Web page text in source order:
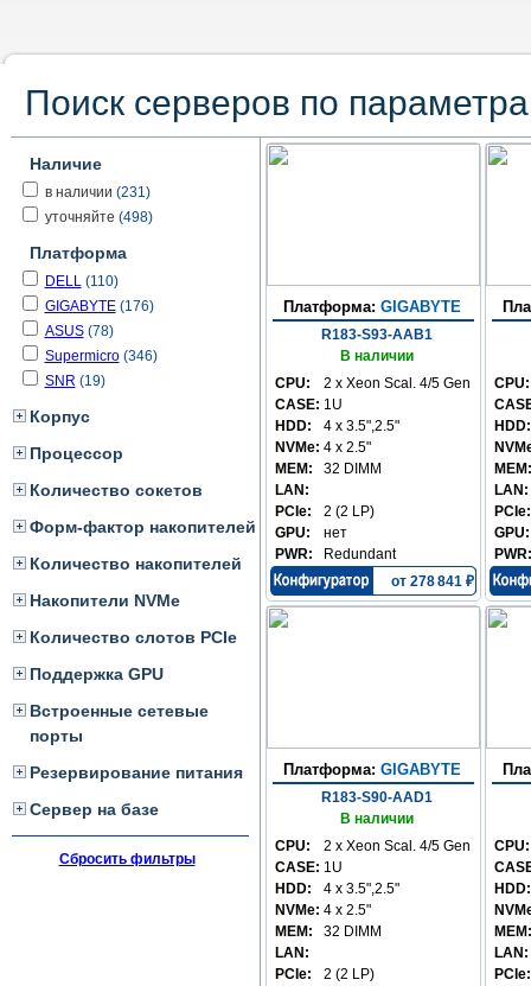
Поиск серверов по
Наличие
в наличии (231)
уточняйте (498)
Платформа
DELL (110)
GIGABYTE (176)
ASUS (78)
Supermicro (346)
SNR (19)
Корпус
Процессор
Количество сокетов
Форм-фактор накопителей
Количество накопителей
Накопители NVMe
Количество слотов PCIe
Поддержка GPU
Встроенные сетевые
порты
Резервирование питания
Сервер на базе
Сбросить фильтры
Платформа: GIGABYTE
R183-S93-AAB1
В наличии
CPU:
2 x Xeon Scal. 4/5 Gen
CASE: 1U
HDD:
4 x 3.5",2.5"
NVMe: 4 x 2.5"
MEM:
32 DIMM
LAN:
PCIe:
2 (2 LP)
GPU:
нет
PWR:
Redundant
от 278 841 ₽
CPU:
HDD:
MEM:
LAN:
PCIe:
GPU:
PWR:
Платформа: GIGABYTE
R183-S90-AAD1
В наличии
CPU:
2 x Xeon Scal. 4/5 Gen
CASE: 1U
HDD:
4 x 3.5",2.5"
NVMe: 4 x 2.5"
MEM:
32 DIMM
LAN:
PCIe:
2 (2 LP)
CPU:
HDD:
MEM:
LAN:
PCIe: